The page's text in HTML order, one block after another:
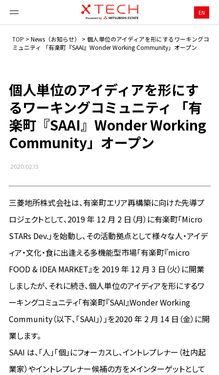
EN
TOP > News（お知らせ） > 個人単位のアイディアを形にするワーキングコ
ミュニティ 「有楽町『SAAI』Wonder Working Community」オープン
個人単位のアイディアを形にす
るワーキングコミュニティ 「有
楽町『SAAI』Wonder Working
Community」オープン
2020.02.13
三菱地所株式会社は、有楽町エリア再構築に向けた先導プ
ロジェクトとして、2019 年 12 月 2 日（月）に有楽町「Micro
STARs Dev.」を始動し、その活動拠点として様々な人・アイデ
ィア・文化・食に出逢える多機能型市場「有楽町『micro
FOOD & IDEA MARKET』を 2019 年 12 月 3 日（火）に開業
しましたが、それに続き、個人単位のアイディアを形にするワ
ーキングコミュニティ「有楽町『SAAI』Wonder Working
Community（以下、「SAAI」）」を2020 年 2 月 14 日（金）に開
業します。
SAAI は、「人」「個」にフォーカスし、イントレプレナー（社内起
業家）やイントレプレナー候補の方をメインターゲットとして